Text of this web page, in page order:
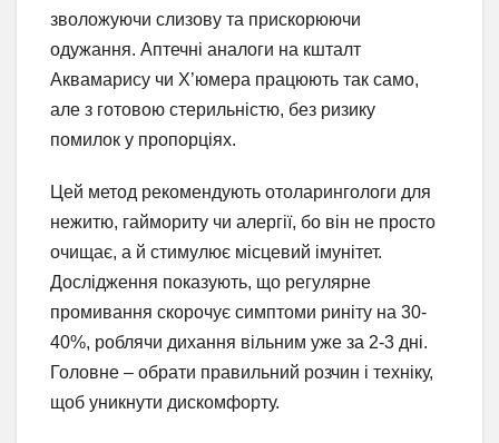
зволожуючи слизову та прискорюючи
одужання. Аптечні аналоги на кшталт
Аквамарису чи Х’юмера працюють так само,
але з готовою стерильністю, без ризику
помилок у пропорціях.
Цей метод рекомендують отоларингологи для
нежитю, гаймориту чи алергії, бо він не просто
очищає, а й стимулює місцевий імунітет.
Дослідження показують, що регулярне
промивання скорочує симптоми риніту на 30-
40%, роблячи дихання вільним уже за 2-3 дні.
Головне – обрати правильний розчин і техніку,
щоб уникнути дискомфорту.